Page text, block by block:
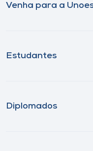
Venha para a
Estudantes
Diplomados